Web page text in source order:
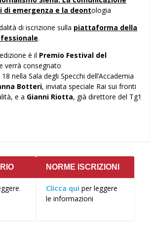
di emergenza e la deontologia
di iscrizione sulla piattaforma della
.
è il Premio Festival del
verrà consegnato
nella Sala degli Specchi dell’Accademia
Botteri, inviata speciale Rai sui fronti
e a Gianni Riotta, già direttore del Tg1
NORME ISCRIZIONI
Clicca qui per leggere
le informazioni